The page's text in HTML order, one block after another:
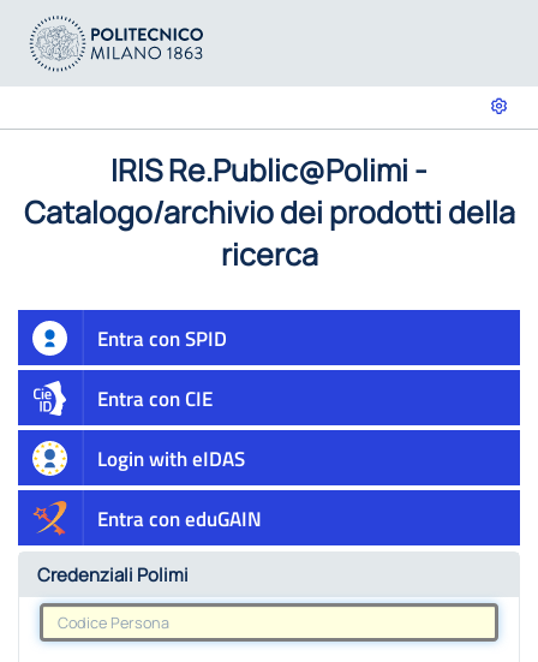
IRIS Re.Public@Polimi -
Catalogo/archivio dei prodotti della
ricerca
Entra con SPID
Entra con CIE
Login with eIDAS
Entra con eduGAIN
Credenziali Polimi